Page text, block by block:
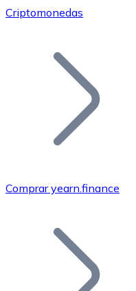
Únete a nuestra red
Añade tu proyecto
Bitcoin
Criptomonedas
Comprar yearn.finance